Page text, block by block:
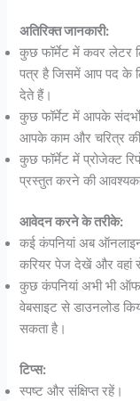
अतिरिक्त जानकारी:
कुछ फॉर्मेट में कवर लेटर
पत्र है जिसमें आप पद के
देते हैं।
कुछ फॉर्मेट में आपके
आपके काम और चरित्र
कुछ फॉर्मेट में प्रोजेक्ट
प्रस्तुत करने की
आवेदन करने के तरीके:
कई कंपनियां अब
करियर पेज देखें और
कुछ कंपनियां अभी भी
वेबसाइट से डाउनलोड
सकता है।
टिप्स:
स्पष्ट और संक्षिप्त रहें।